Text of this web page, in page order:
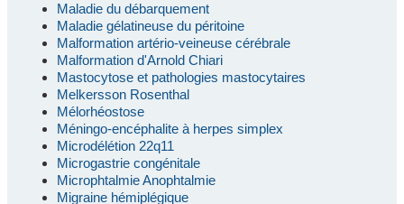
Maladie du débarquement
Maladie gélatineuse du péritoine
Malformation artério-veineuse cérébrale
Malformation d'Arnold Chiari
Mastocytose et pathologies mastocytaires
Melkersson Rosenthal
Mélorhéostose
Méningo-encéphalite à herpes simplex
Microdélétion 22q11
Microgastrie congénitale
Microphtalmie Anophtalmie
Migraine hémiplégique